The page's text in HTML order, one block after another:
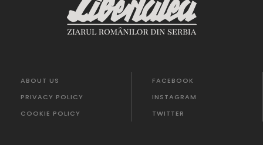
ABOUT US
PRIVACY POLICY
COOKIE POLICY
FACEBOOK
INSTAGRAM
TWITTER